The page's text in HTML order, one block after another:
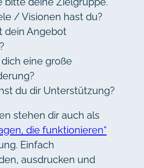
/ Visionen hast du?
dein Angebot
eine große
du dir Unterstützung?
stehen dir auch als
die funktionieren“
Einfach
ausdrucken und